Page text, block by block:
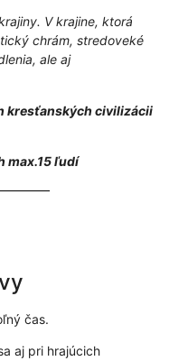
V krajine, ktorá
chrám, stredoveké
ale aj
kresťanských civilizácii
max.15 ľudí
čas.
aj pri hrajúcich